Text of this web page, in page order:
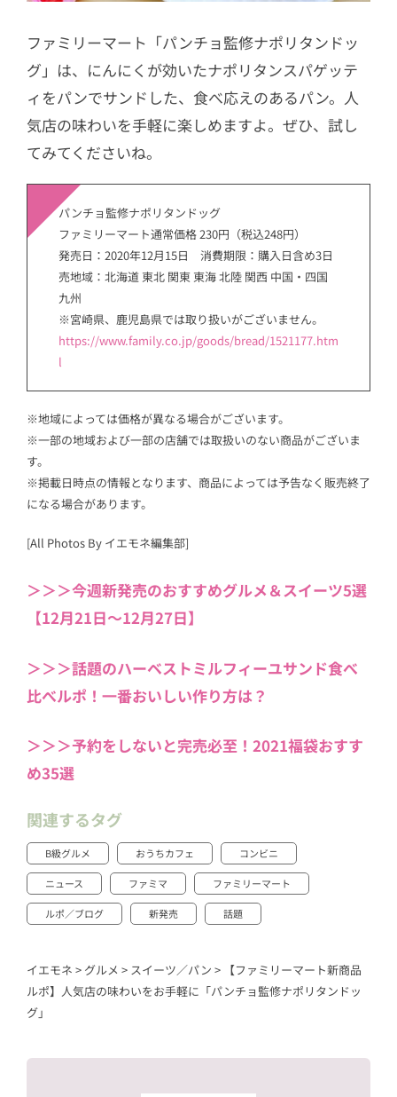
ファミリーマート「パンチョ監修ナポリタンドッ
グ」は、にんにくが効いたナポリタンスパゲッテ
ィをパンでサンドした、食べ応えのあるパン。人
気店の味わいを手軽に楽しめますよ。ぜひ、試し
てみてくださいね。
パンチョ監修ナポリタンドッグ
ファミリーマート通常価格 230円（税込248円）
発売日：2020年12月15日 消費期限：購入日含め3日
売地域：北海道 東北 関東 東海 北陸 関西 中国・四国
九州
※宮崎県、鹿児島県では取り扱いがございません。
https://www.family.co.jp/goods/bread/1521177.htm
l
※地域によっては価格が異なる場合がございます。
※一部の地域および一部の店舗では取扱いのない商品がございま
す。
※掲載日時点の情報となります、商品によっては予告なく販売終了
になる場合があります。
[All Photos By イエモネ編集部]
＞＞＞今週新発売のおすすめグルメ＆スイーツ5選
【12月21日～12月27日】
＞＞＞話題のハーベストミルフィーユサンド食べ
比べルポ！一番おいしい作り方は？
＞＞＞予約をしないと完売必至！2021福袋おすす
め35選
関連するタグ
B級グルメ おうちカフェ コンビニ
ニュース ファミマ ファミリーマート
ルポ／ブログ 新発売 話題
イエモネ > グルメ > スイーツ／パン > 【ファミリーマート新商品
ルポ】人気店の味わいをお手軽に「パンチョ監修ナポリタンドッ
グ」